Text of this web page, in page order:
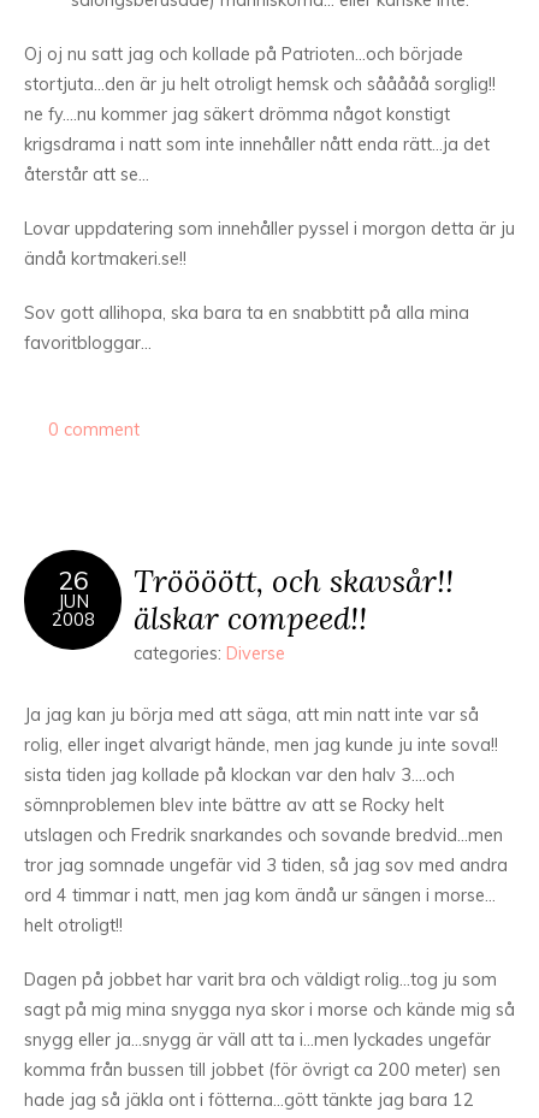
Oj oj nu satt jag och kollade på Patrioten…och började
stortjuta…den är ju helt otroligt hemsk och sååååå sorglig!!
ne fy….nu kommer jag säkert drömma något konstigt
krigsdrama i natt som inte innehåller nått enda rätt…ja det
återstår att se…
Lovar uppdatering som innehåller pyssel i morgon detta är ju
ändå kortmakeri.se!!
Sov gott allihopa, ska bara ta en snabbtitt på alla mina
favoritbloggar…
0 comment
26
JUN
2008
Tröööött, och skavsår!!
älskar compeed!!
categories: Diverse
Ja jag kan ju börja med att säga, att min natt inte var så
rolig, eller inget alvarigt hände, men jag kunde ju inte sova!!
sista tiden jag kollade på klockan var den halv 3….och
sömnproblemen blev inte bättre av att se Rocky helt
utslagen och Fredrik snarkandes och sovande bredvid…men
tror jag somnade ungefär vid 3 tiden, så jag sov med andra
ord 4 timmar i natt, men jag kom ändå ur sängen i morse…
helt otroligt!!
Dagen på jobbet har varit bra och väldigt rolig…tog ju som
sagt på mig mina snygga nya skor i morse och kände mig så
snygg eller ja…snygg är väll att ta i…men lyckades ungefär
komma från bussen till jobbet (för övrigt ca 200 meter) sen
hade jag så jäkla ont i fötterna…gött tänkte jag bara 12